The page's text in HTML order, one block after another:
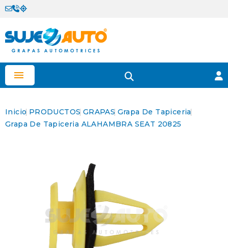

Inicio PRODUCTOS GRAPAS Grapa De Tapiceria
Grapa De Tapiceria ALAHAMBRA SEAT 20825